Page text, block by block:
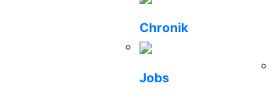
Chronik
Jobs